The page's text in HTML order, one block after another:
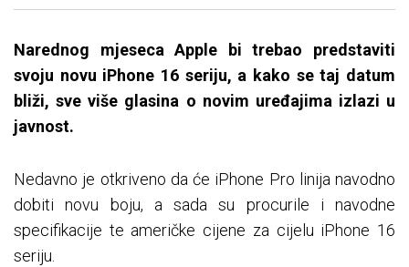
Narednog mjeseca Apple bi trebao predstaviti
svoju novu iPhone 16 seriju, a kako se taj datum
bliži, sve više glasina o novim uređajima izlazi u
javnost.
Nedavno je otkriveno da će iPhone Pro linija navodno
dobiti novu boju, a sada su procurile i navodne
specifikacije te američke cijene za cijelu iPhone 16
seriju.